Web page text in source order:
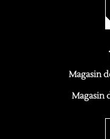
Magasin
Magasin